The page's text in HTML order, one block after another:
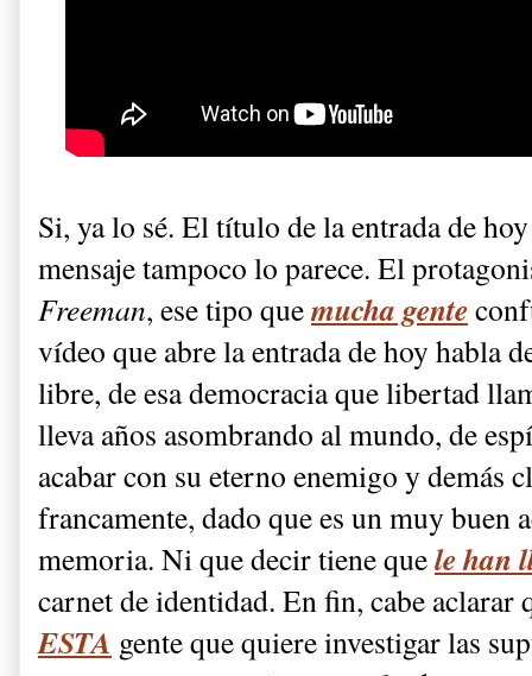
Si, ya lo sé. El título de la entrada de
mensaje tampoco lo parece. El
Freeman, ese tipo quemucha gente
vídeo que abre la entrada de hoy habla
libre, de esa democracia que libertad
lleva años asombrando al mundo, de
acabar con su eterno enemigo y demás
francamente, dado que es un muy buen
memoria. Ni que decir tiene quele han
carnet de identidad. En fin, cabe aclarar
ESTA gente que quiere investigar las